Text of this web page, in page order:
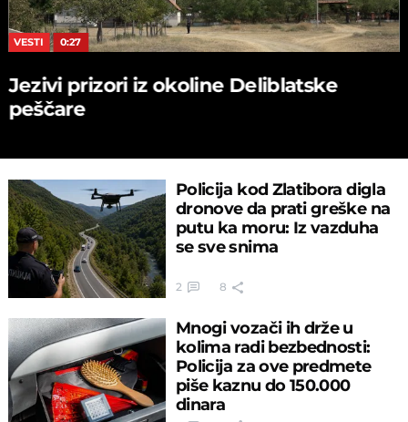
VESTI 0:27
Jezivi prizori iz okoline Deliblatske
peščare
Policija kod Zlatibora digla
dronove da prati greške na
putu ka moru: Iz vazduha
se sve snima
2 8
Mnogi vozači ih drže u
kolima radi bezbednosti:
Policija za ove predmete
piše kaznu do 150.000
dinara